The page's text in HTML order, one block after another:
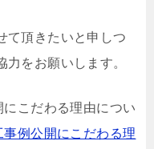
て頂きたいと申しつ
をお願いします。
こだわる理由につい
例公開にこだわる理